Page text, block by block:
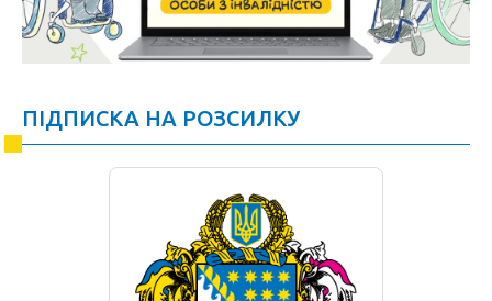
ПІДПИСКА НА РОЗСИЛКУ